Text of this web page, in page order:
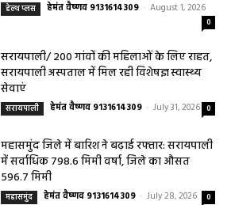
हेल्थ प्लस हेमंत वैष्णव 9131614309 - August 1, 2026
0
सरायपाली/ 200 गांवों की महिलाओं के लिए राहत,
सरायपाली अस्पताल में मिल रही विशेषज्ञ स्वास्थ्य
सेवाएं
सरायपाली हेमंत वैष्णव 9131614309 - July 31, 2026 0
महासमुंद जिले में बारिश ने बढ़ाई रफ्तार: सरायपाली
में सर्वाधिक 798.6 मिमी वर्षा, जिले का औसत
596.7 मिमी
महासमुंद हेमंत वैष्णव 9131614309 - July 28, 2026 0